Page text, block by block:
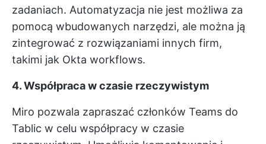
zadaniach. Automatyzacja nie jest możliwa za
pomocą wbudowanych narzędzi, ale można ją
zintegrować z rozwiązaniami innych firm,
takimi jak Okta workflows.
4. Współpraca w czasie rzeczywistym
Miro pozwala zapraszać członków Teams do
Tablic w celu współpracy w czasie